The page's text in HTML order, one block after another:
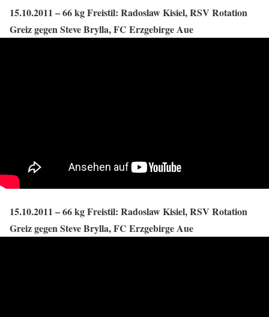
15.10.2011 – 66 kg Freistil: Radoslaw Kisiel, RSV Rotation
Greiz gegen Steve Brylla, FC Erzgebirge Aue
15.10.2011 – 66 kg Freistil: Radoslaw Kisiel, RSV Rotation
Greiz gegen Steve Brylla, FC Erzgebirge Aue